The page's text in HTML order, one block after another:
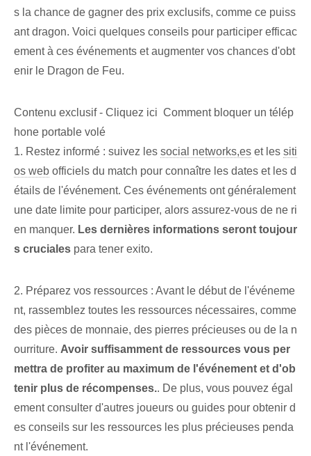
s la chance de gagner des prix exclusifs, comme ce puiss
ant dragon. Voici quelques conseils pour participer efficac
ement à ces événements et augmenter vos chances d'obt
enir le Dragon de Feu.
Contenu exclusif - Cliquez ici Comment bloquer un télép
hone portable volé
1. Restez informé : suivez les social networks,es et les siti
os web officiels du match pour connaître les dates et les d
étails de l'événement. Ces événements ont généralement
une date limite pour participer, alors assurez-vous de ne ri
en manquer. Les dernières informations seront toujour
s cruciales para tener exito.
2. Préparez vos ressources : Avant le début de l'événeme
nt, rassemblez toutes les ressources nécessaires, comme
des pièces de monnaie, des pierres précieuses ou de la n
ourriture. Avoir suffisamment de ressources vous per
mettra de profiter au maximum de l'événement et d'ob
tenir plus de récompenses.. De plus, vous pouvez égal
ement consulter d'autres joueurs ou guides pour obtenir d
es conseils sur les ressources les plus précieuses penda
nt l'événement.